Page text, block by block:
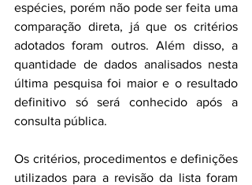
espécies, porém não pode ser feita uma
comparação direta, já que os critérios
adotados foram outros. Além disso, a
quantidade de dados analisados nesta
última pesquisa foi maior e o resultado
definitivo só será conhecido após a
consulta pública.
Os critérios, procedimentos e definições
utilizados para a revisão da lista foram